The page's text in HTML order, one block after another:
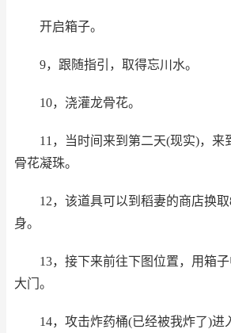
开启箱子。
9，跟随指引，取得忘川水。
10，浇灌龙骨花。
11，当时间来到第二天(现实)，来
骨花凝珠。
12，该道具可以到稻妻的商店换
身。
13，接下来前往下图位置，用箱
大门。
14，攻击炸药桶(已经被我炸了)进